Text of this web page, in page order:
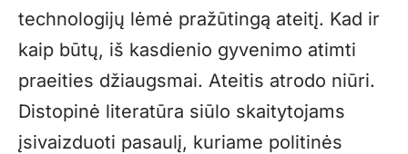
technologijų lėmė pražūtingą ateitį. Kad ir
kaip būtų, iš kasdienio gyvenimo atimti
praeities džiaugsmai. Ateitis atrodo niūri.
Distopinė literatūra siūlo skaitytojams
įsivaizduoti pasaulį, kuriame politinės